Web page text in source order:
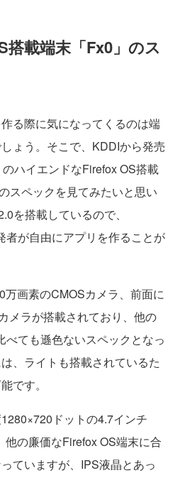
載端末「Fx0」のス
る際に気になってくるのは端
ょう。そこで、KDDIから発売
ハイエンドなFirefox OS搭載
スペックを見てみたいと思い
を搭載しているので、
者が自由にアプリを作ることが
画素のCMOSカメラ、前面に
メラが搭載されており、他の
べても遜色ないスペックとなっ
、ライトも搭載されているた
です。
ドットの4.7インチ
の廉価なFirefox OS端末に合
ていますが、IPS液晶とあっ